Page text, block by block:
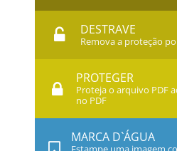
DESTRAVE
Remova a proteção
PROTEGER
Proteja o arquivo PDF
no PDF
MARCA D`ÁGUA